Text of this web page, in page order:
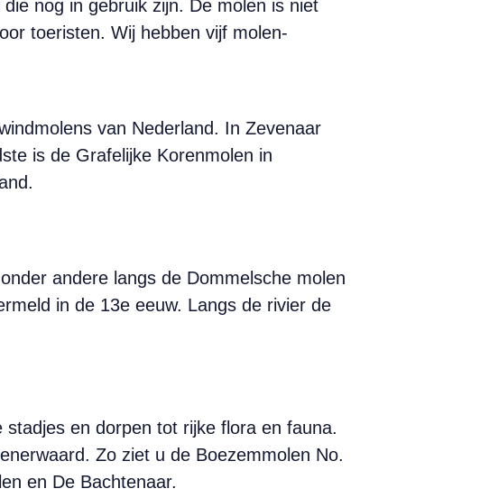
nog in gebruik zijn. De molen is niet
toeristen. Wij hebben vijf molen-
van Nederland. In Zevenaar
is de Grafelijke Korenmolen in
andere langs de Dommelsche molen
in de 13e eeuw. Langs de rivier de
en dorpen tot rijke flora en fauna.
Zo ziet u de Boezemmolen No.
en De Bachtenaar.